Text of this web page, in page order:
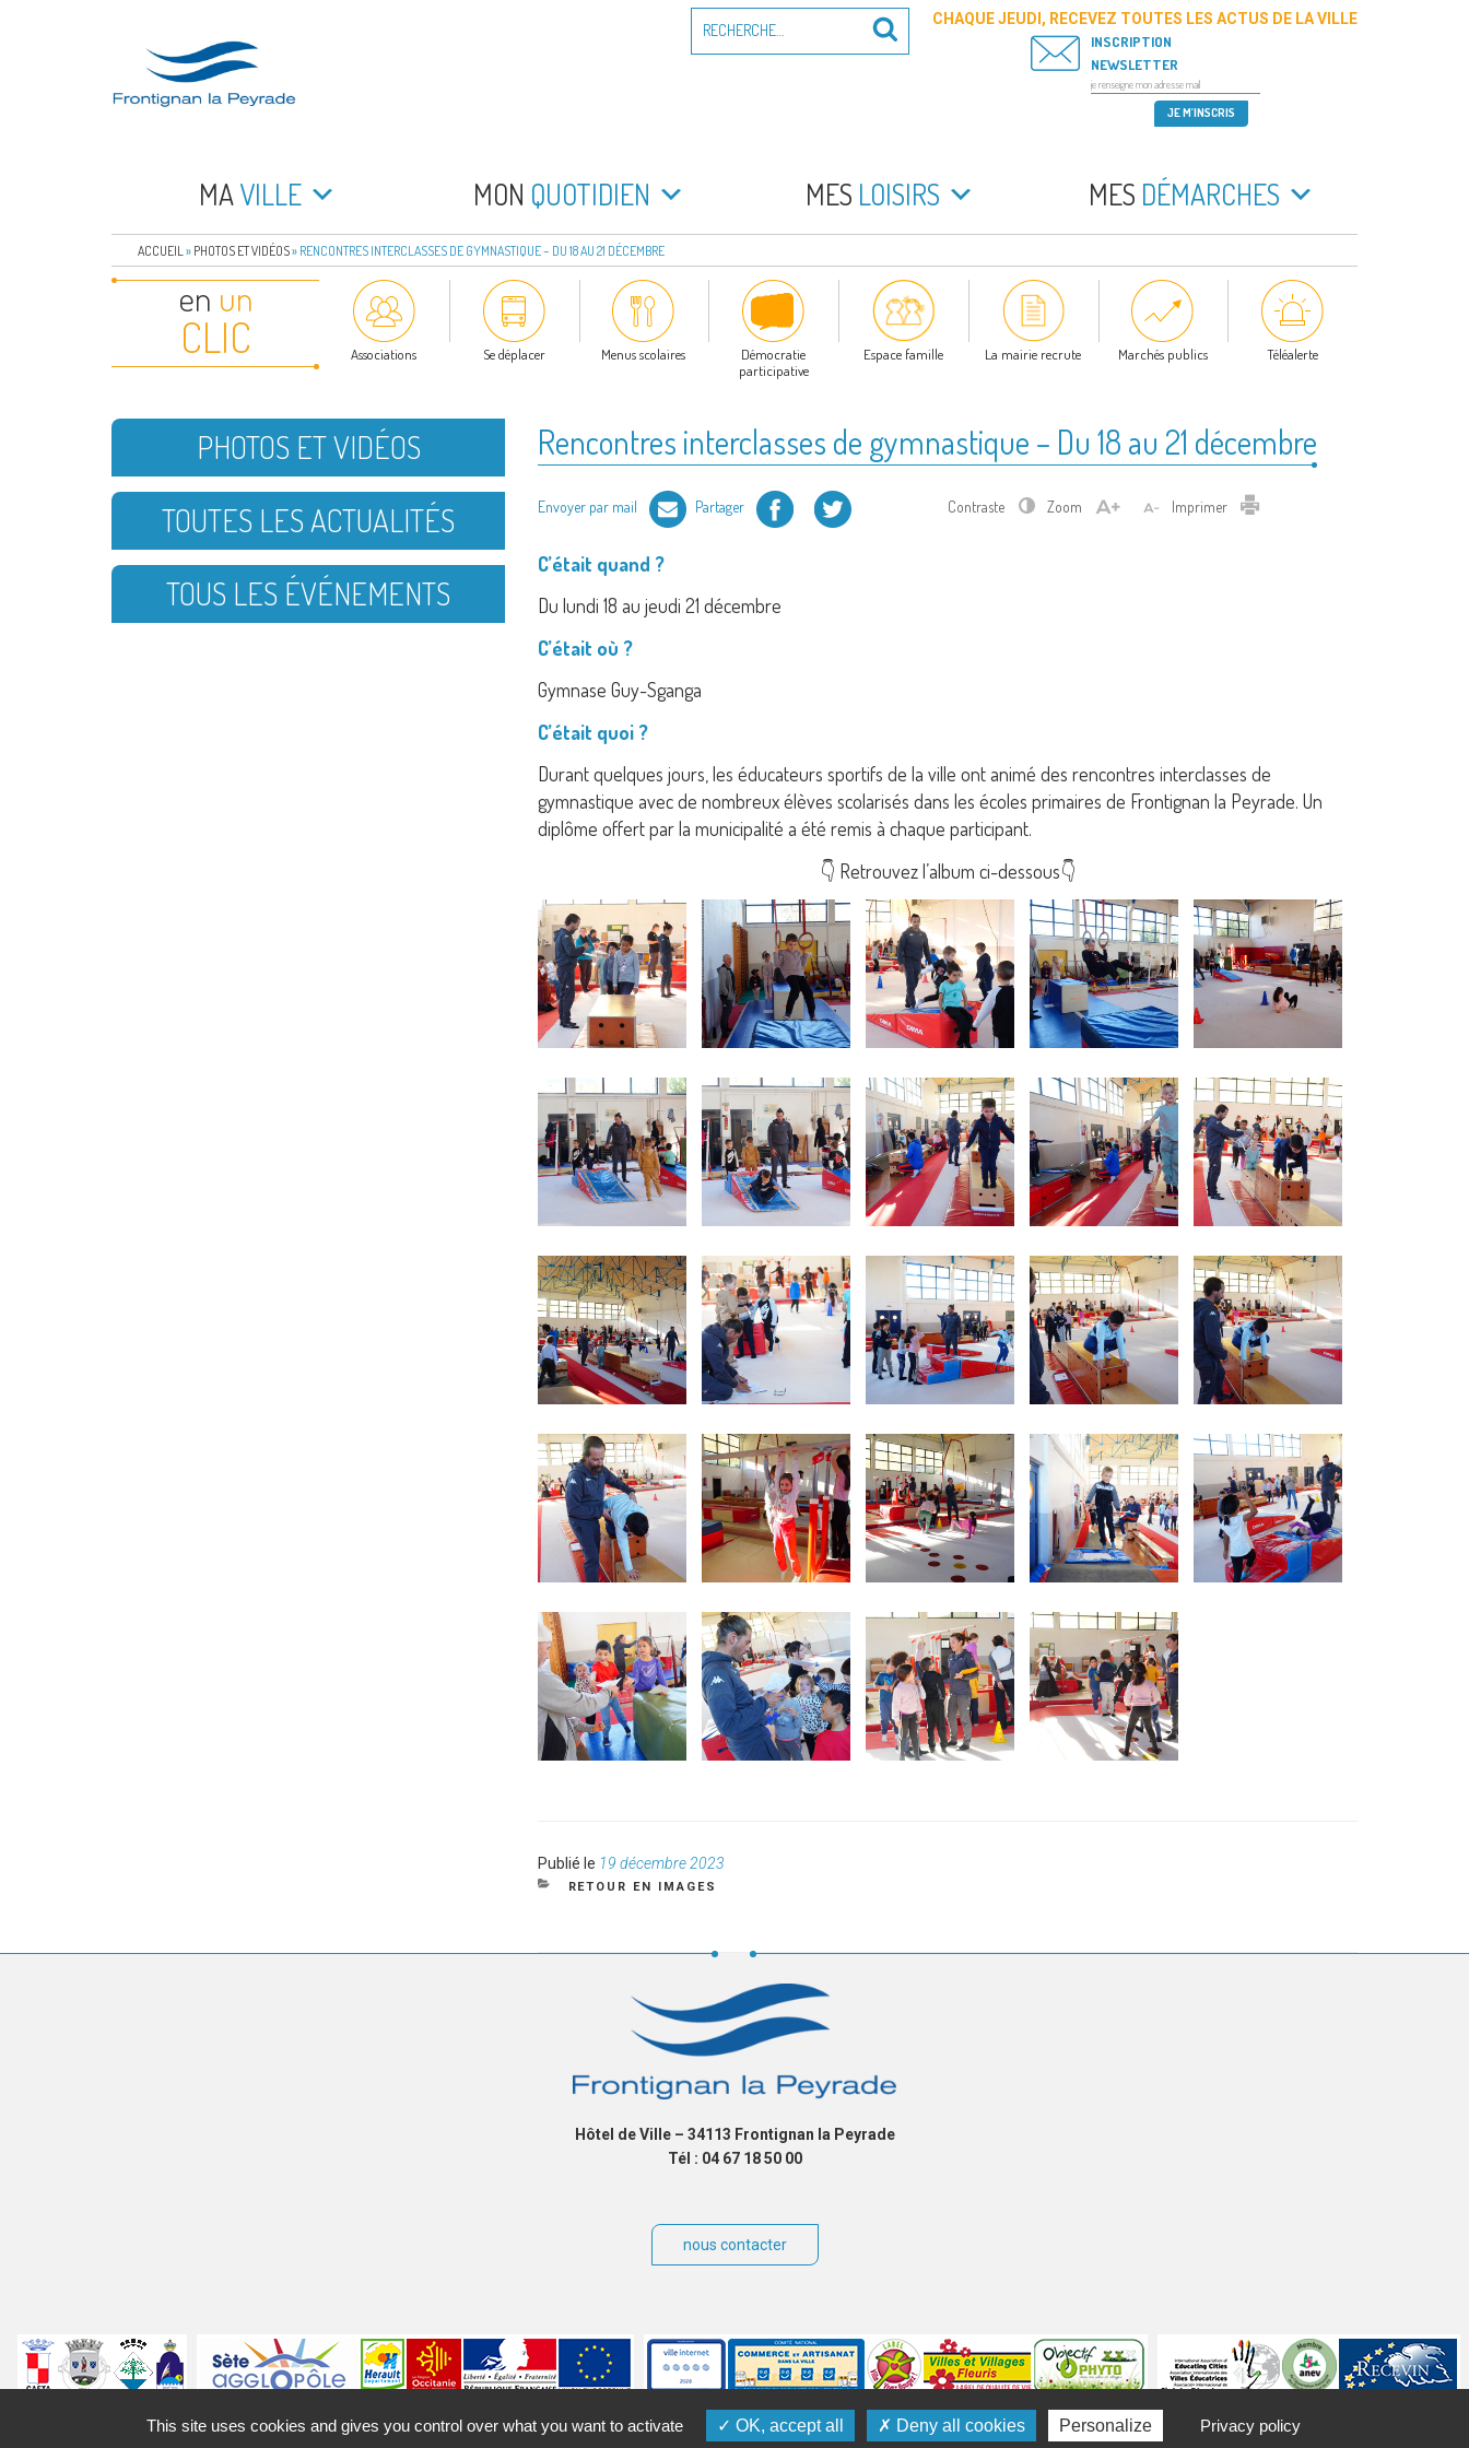
FRONTIGNAN LA PEYRADE
pour
Recherche
CHAQUE JEUDI, RECEVEZ TOUTES LES ACTUS DE LA VILLE
INSCRIPTION
NEWSLETTER
MAVILLE MON QUOTIDIEN MES LOISIRS MES DÉMARCHES
ACCUEIL » PHOTOS ET VIDÉOS» RENCONTRES INTERCLASSES DE GYMNASTIQUE – DU 18 AU 21 DÉCEMBRE
en un
CLIC Associations Se déplacer Menus scolaires
Démocratie
participative
Espace famille La mairie recrute Marchés publics Téléalerte
Rencontres interclasses de gymnastique – Du 18 au 21 décembre
Envoyer par mail Partager Facebook Twitter Contraste Zoom Imprimer Imprimer
C’était quand ?
Du lundi 18 au jeudi 21 décembre
C’était où ?
Gymnase Guy-Sganga
C’était quoi ?
Durant quelques jours, les éducateurs sportifs de la ville ont animé des rencontres interclasses de
gymnastique avec de nombreux élèves scolarisés dans les écoles primaires de Frontignan la Peyrade. Un
diplôme offert par la municipalité a été remis à chaque participant.
👇 Retrouvez l’album ci-dessous👇
Publié le Publié
le
19 décembre 2023
CATÉGORIES
RETOUR EN IMAGES
PHOTOS ET VIDÉOS
TOUTES LES ACTUALITÉS
TOUS LES ÉVÉNEMENTS
Hôtel de Ville – 34113 Frontignan la Peyrade
Tél : 04 67 18 50 00
nous contacter
Villes
jumelées
Mentions légales Accessibilité Plan du site Contact Crédits Gérer les cookies Politique de confidentialité
This site uses cookies and gives you control over what you want to activate OK, accept all Deny all cookies Personalize Privacy policy